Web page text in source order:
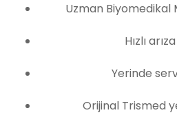
Uzman Biyomedikal
Hızlı
Yerinde
Orijinal Trismed